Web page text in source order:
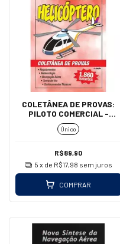
COLETÂNEA DE PROVAS:
PILOTO COMERCIAL -
HELICÓPTERO
Único
R$89,90
5 x de R$17,98 sem juros
COMPRAR